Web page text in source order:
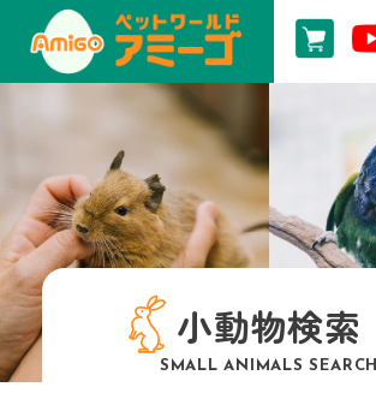
小動物検索
SMALL ANIMALS SEARCH